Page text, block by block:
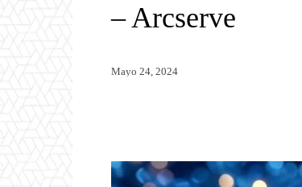
– Arcserve
Mayo 24, 2024